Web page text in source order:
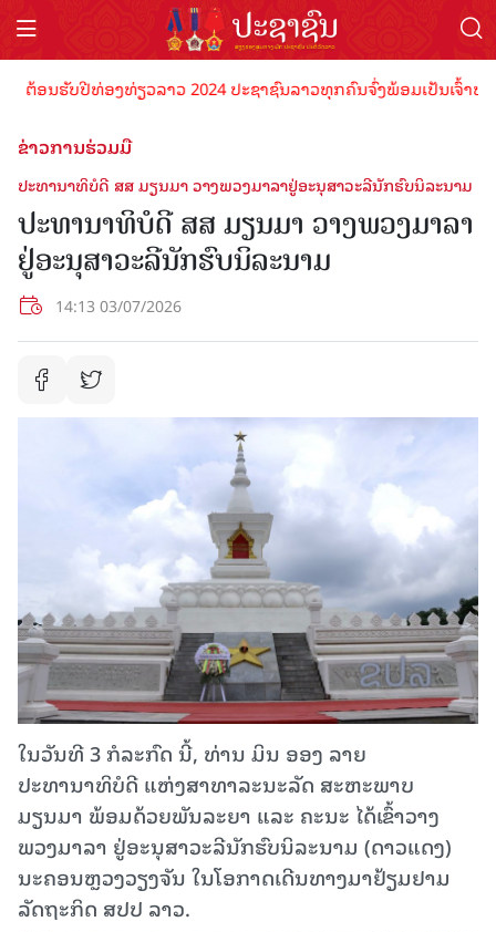
ນຮັບປີທ່ອງທ່ຽວລາວ 2024 ປະຊາຊົນລາວທຸກຄົນຈົ່ງພ້ອມເປັນເຈົ້າພາ
ຂ່າວການຮ່ວມມື
ປະທານາທິບໍດີ ສສ ມຽນມາ ວາງພວງມາລາຢູ່ອະນຸສາວະລີນັກຮົບນິລະນາມ
ປະທານາທິບໍດີ ສສ ມຽນມາ ວາງພວງມາລາ
ຢູ່ອະນຸສາວະລີນັກຮົບນິລະນາມ
14:13 03/07/2026
ໃນວັນທີ 3 ກໍລະກົດ ນີ້, ທ່ານ ມິນ ອອງ ລາຍ
ປະທານາທິບໍດີ ແຫ່ງສາທາລະນະລັດ ສະຫະພາບ
ມຽນມາ ພ້ອມດ້ວຍພັນລະຍາ ແລະ ຄະນະ ໄດ້ເຂົ້າວາງ
ພວງມາລາ ຢູ່ອະນຸສາວະລີນັກຮົບນິລະນາມ (ດາວແດງ)
ນະຄອນຫຼວງວຽງຈັນ ໃນໂອກາດເດີນທາງມາຢ້ຽມຢາມ
ລັດຖະກິດ ສປປ ລາວ.